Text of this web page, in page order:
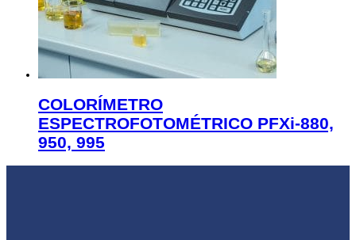
COLORÍMETRO
ESPECTROFOTOMÉTRICO PFXi-880,
950, 995